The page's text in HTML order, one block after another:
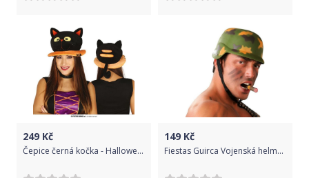
249 Kč
Čepice černá kočka - Halloween
149 Kč
Fiestas Guirca Vojenská helma maskáč - dospělá